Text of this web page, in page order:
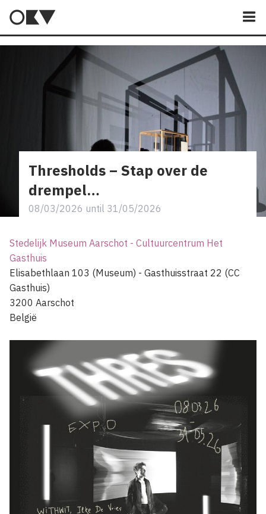
Thresholds – Stap over de
drempel…
08/03/2026 until 31/05/2026
Stedelijk Museum Aarschot - Cultuurcentrum Het
Gasthuis
Elisabethlaan 103 (Museum) - Gasthuisstraat 22 (CC
Gasthuis)
3200 Aarschot
België